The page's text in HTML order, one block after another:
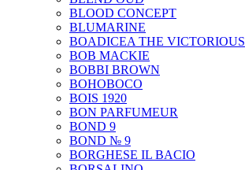
BLOOD CONCEPT
BLUMARINE
BOADICEA THE VICTORIOUS
BOB MACKIE
BOBBI BROWN
BOHOBOCO
BOIS 1920
BON PARFUMEUR
BOND 9
BOND № 9
BORGHESE IL BACIO